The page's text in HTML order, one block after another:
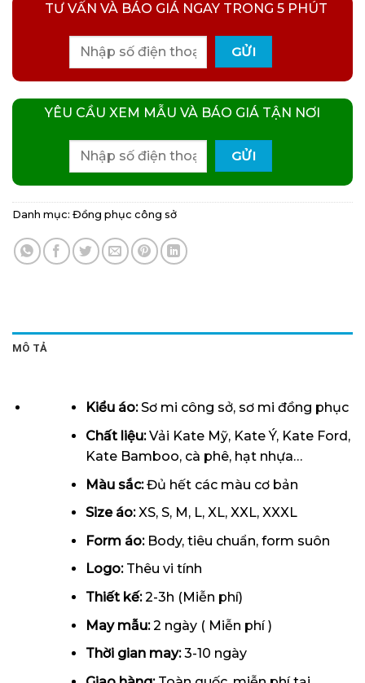
TƯ VẤN VÀ BÁO GIÁ NGAY TRONG 5 PHÚT
YÊU CẦU XEM MẪU VÀ BÁO GIÁ TẬN NƠI
Danh mục: Đồng phục công sở
MÔ TẢ
Kiểu áo:Sơ mi công sở, sơ mi đồng phục
Chất liệu:Vải Kate Mỹ, Kate Ý, Kate Ford,
Kate Bamboo, cà phê, hạt nhựa…
Màu sắc:Đủ hết các màu cơ bản
Size áo:XS, S, M, L, XL, XXL, XXXL
Formáo: Body, tiêu chuẩn, form suôn
Logo: Thêu vi tính
Thiết kế:2-3h (Miễn phí)
May mẫu:2 ngày ( Miễn phí )
Thời gian may: 3-10 ngày